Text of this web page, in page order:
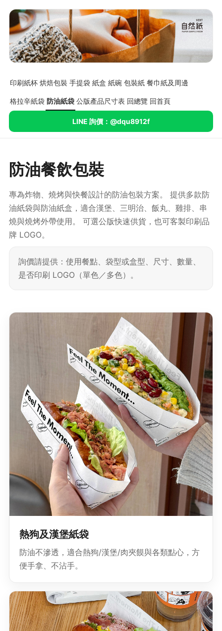
印刷紙杯 烘焙包裝 手提袋 紙盒 紙碗 包裝紙 餐巾紙及周邊
格拉辛紙袋 防油紙袋 公版產品尺寸表 回總覽 回首頁
LINE 詢價：@dqu8912f
防油餐飲包裝
專為炸物、燒烤與快餐設計的防油包裝方案。 提供多款防
油紙袋與防油紙盒，適合漢堡、三明治、飯丸、雞排、串
燒與燒烤外帶使用。 可選公版快速供貨，也可客製印刷品
牌 LOGO。
詢價請提供：使用餐點、袋型或盒型、尺寸、數量、
是否印刷 LOGO（單色／多色）。
熱狗及漢堡紙袋
防油不滲透，適合熱狗/漢堡/肉夾饃與各類點心，方
便手拿、不沾手。